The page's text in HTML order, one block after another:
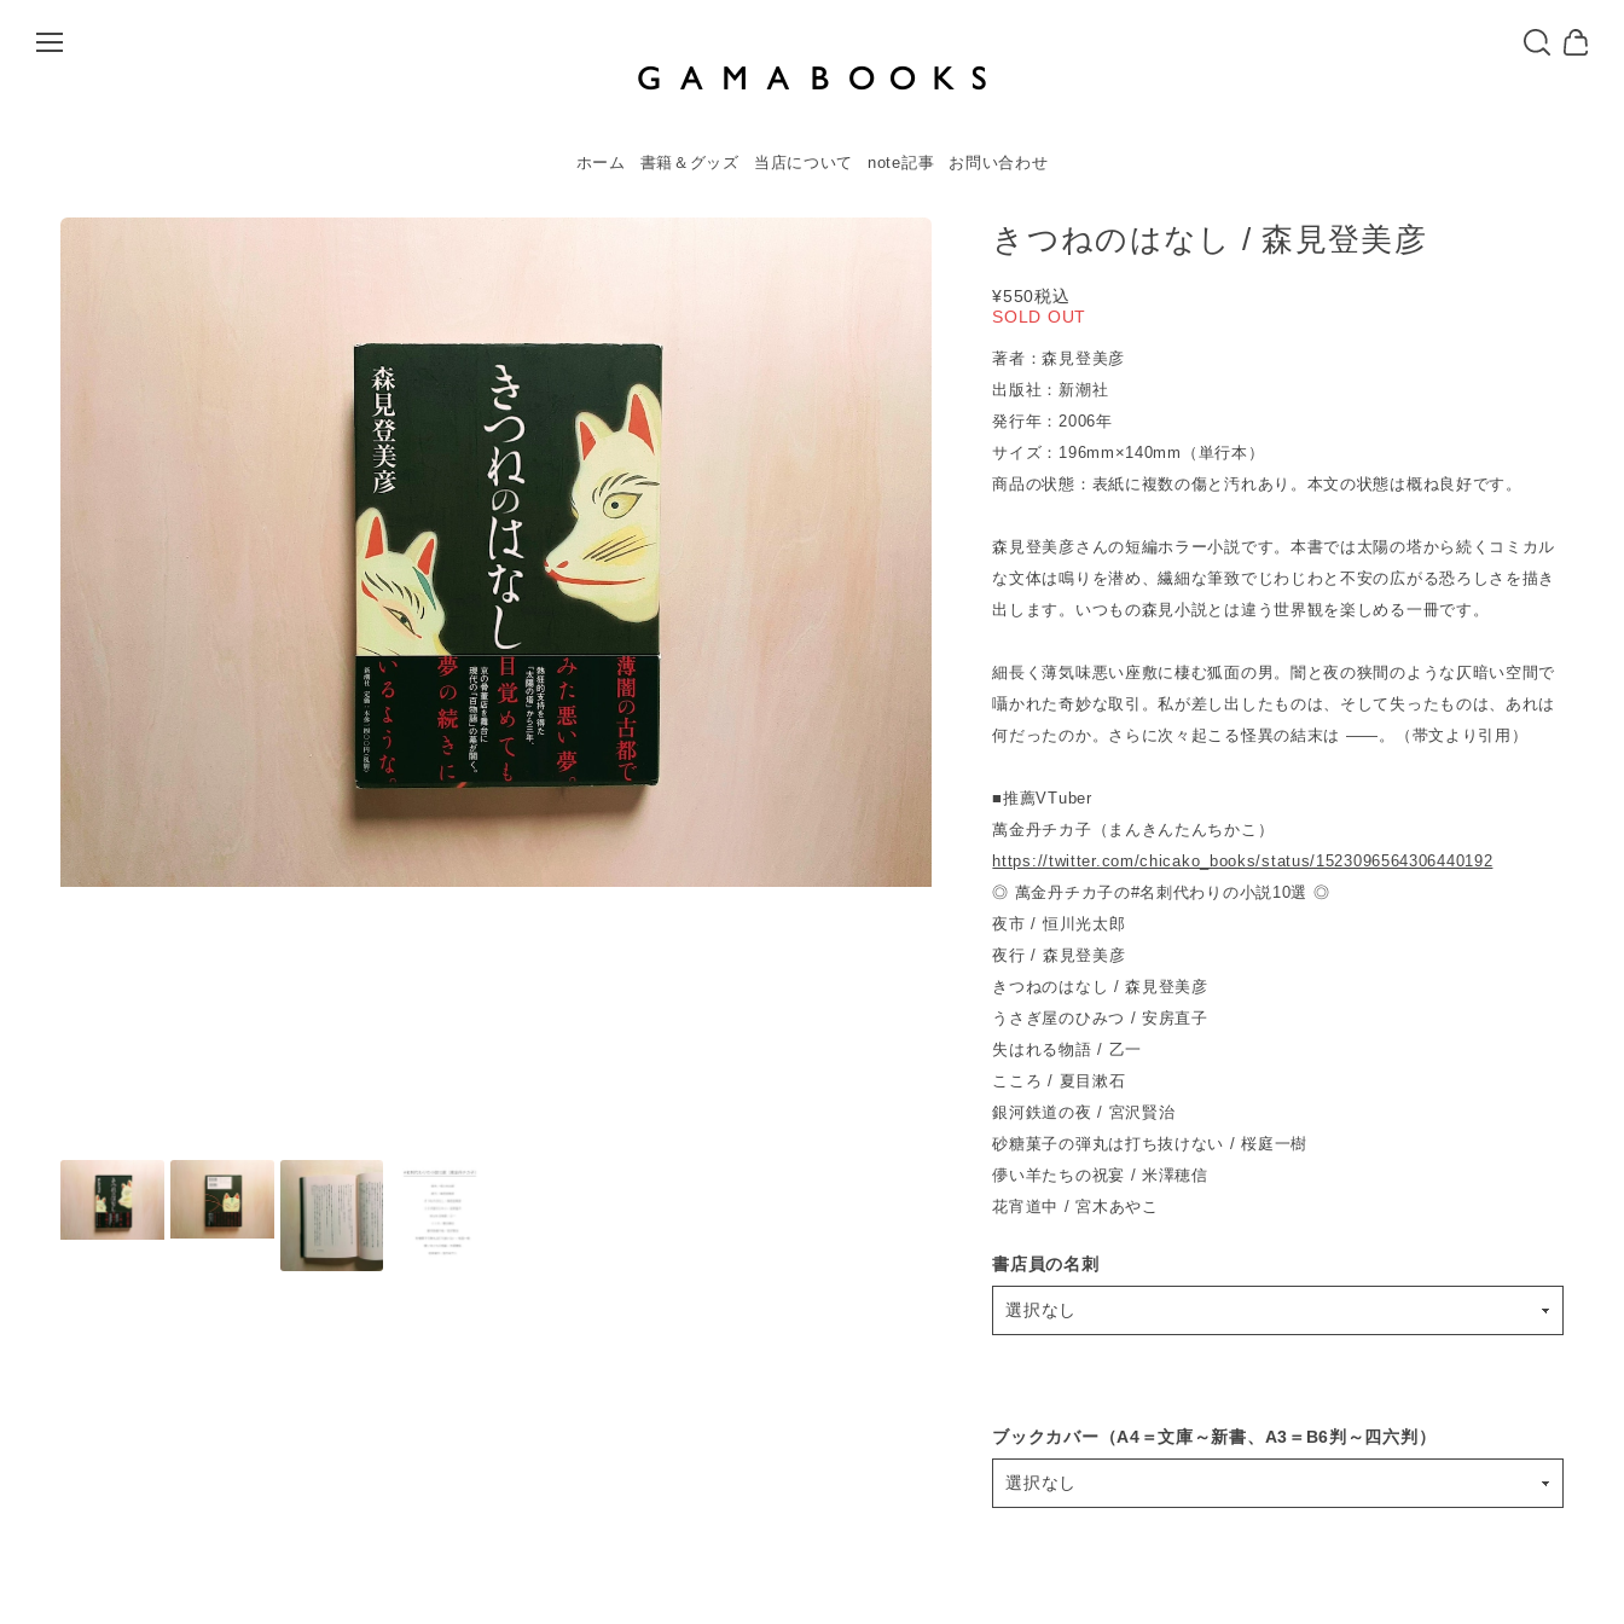
ホーム 書籍＆グッズ 当店について note記事 お問い合わせ
きつねのはなし / 森見登美彦
¥550税込
SOLD OUT
著者：森見登美彦
出版社：新潮社
発行年：2006年
サイズ：196mm×140mm（単行本）
商品の状態：表紙に複数の傷と汚れあり。本文の状態は概ね良好です。
森見登美彦さんの短編ホラー小説です。本書では太陽の塔から続くコミカル
な文体は鳴りを潜め、繊細な筆致でじわじわと不安の広がる恐ろしさを描き
出します。いつもの森見小説とは違う世界観を楽しめる一冊です。
細長く薄気味悪い座敷に棲む狐面の男。闇と夜の狭間のような仄暗い空間で
囁かれた奇妙な取引。私が差し出したものは、そして失ったものは、あれは
何だったのか。さらに次々起こる怪異の結末は ——。（帯文より引用）
■推薦VTuber
萬金丹チカ子（まんきんたんちかこ）
https://twitter.com/chicako_books/status/1523096564306440192
◎ 萬金丹チカ子の#名刺代わりの小説10選 ◎
夜市 / 恒川光太郎
夜行 / 森見登美彦
きつねのはなし / 森見登美彦
うさぎ屋のひみつ / 安房直子
失はれる物語 / 乙一
こころ / 夏目漱石
銀河鉄道の夜 / 宮沢賢治
砂糖菓子の弾丸は打ち抜けない / 桜庭一樹
儚い羊たちの祝宴 / 米澤穂信
花宵道中 / 宮木あやこ
書店員の名刺
ブックカバー（A4＝文庫～新書、A3＝B6判～四六判）